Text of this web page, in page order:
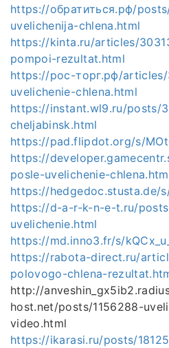
https://обратиться.рф/
uvelichenija-chlena.html
https://kinta.ru/articles/
pompoi-rezultat.html
https://рос-торг.рф/
uvelichenie-chlena.html
https://instant.wl9.ru/posts/
cheljabinsk.html
https://pad.flipdot.org/s/
https://
posle-uvelichenie-
https://hedgedoc.stusta.de/
https://d-a-r-k-n-e-t.ru/
uvelichenie.html
https://md.inno3.fr/s/
https://rabota-direct.ru/
polovogo-chlena-
http://
host.net/posts/1156288-
video.html
https://ikarasi.ru/posts/